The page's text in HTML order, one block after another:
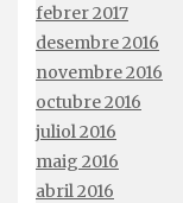
febrer 2017
desembre 2016
novembre 2016
octubre 2016
juliol 2016
maig 2016
abril 2016